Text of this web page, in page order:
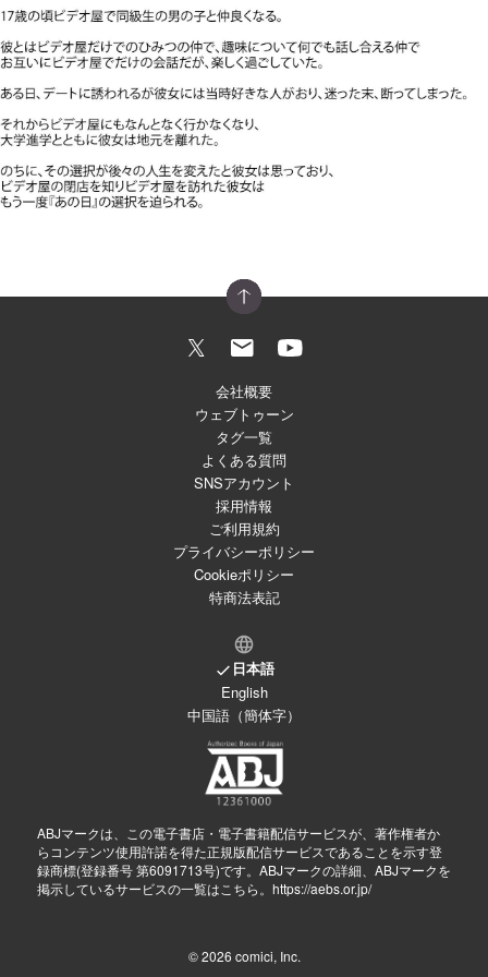
会社概要
ウェブトゥーン
タグ一覧
よくある質問
SNSアカウント
採用情報
ご利用規約
プライバシーポリシー
Cookieポリシー
特商法表記
日本語
English
中国語（簡体字）
ABJマークは、この電子書店・電子書籍配信サービスが、著作権者か
らコンテンツ使用許諾を得た正規版配信サービスであることを示す登
録商標(登録番号 第6091713号)です。ABJマークの詳細、ABJマークを
掲示しているサービスの一覧はこちら。 https://aebs.or.jp/
© 2026 comici, Inc.